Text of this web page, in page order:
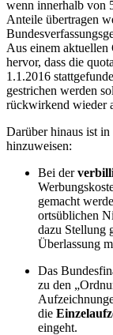
wenn innerhalb von
Anteile übertragen
Aus einem aktuellen
hervor, dass die
1.1.2016
gestrichen werden
rückwirkend wieder
Darüber hinaus ist
hinzuweisen:
Bei der
gemacht
ortsüblichen
dazu Stellung
Überlassung
Das
zu den
die
eingeht.